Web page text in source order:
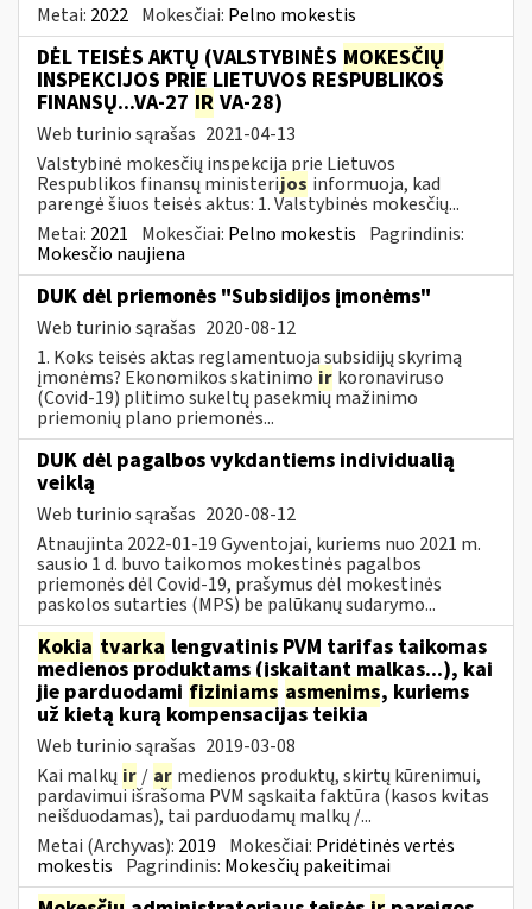
Metai: 2022 Mokesčiai: Pelno mokestis
DĖL TEISĖS AKTŲ (VALSTYBINĖS MOKESČIŲ
INSPEKCIJOS PRIE LIETUVOS RESPUBLIKOS
FINANSŲ...VA-27 IR VA-28)
Web turinio sąrašas 2021-04-13
Valstybinė mokesčių inspekcija prie Lietuvos
Respublikos finansų ministerijos informuoja, kad
parengė šiuos teisės aktus: 1. Valstybinės mokesčių...
Metai: 2021 Mokesčiai: Pelno mokestis Pagrindinis:
Mokesčio naujiena
DUK dėl priemonės "Subsidijos įmonėms"
Web turinio sąrašas 2020-08-12
1. Koks teisės aktas reglamentuoja subsidijų skyrimą
įmonėms? Ekonomikos skatinimo ir koronaviruso
(Covid-19) plitimo sukeltų pasekmių mažinimo
priemonių plano priemonės...
DUK dėl pagalbos vykdantiems individualią
veiklą
Web turinio sąrašas 2020-08-12
Atnaujinta 2022-01-19 Gyventojai, kuriems nuo 2021 m.
sausio 1 d. buvo taikomos mokestinės pagalbos
priemonės dėl Covid-19, prašymus dėl mokestinės
paskolos sutarties (MPS) be palūkanų sudarymo...
Kokia tvarka lengvatinis PVM tarifas taikomas
medienos produktams (įskaitant malkas...), kai
jie parduodami fiziniams asmenims, kuriems
už kietą kurą kompensacijas teikia
Web turinio sąrašas 2019-03-08
Kai malkų ir / ar medienos produktų, skirtų kūrenimui,
pardavimui išrašoma PVM sąskaita faktūra (kasos kvitas
neišduodamas), tai parduodamų malkų /...
Metai (Archyvas): 2019 Mokesčiai: Pridėtinės vertės
mokestis Pagrindinis: Mokesčių pakeitimai